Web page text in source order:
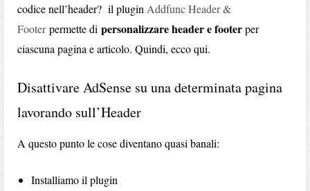
codice nell’header? il plugin Addfunc Header &
Footerpermette dipersonalizzare header e footerper
ciascuna pagina e articolo. Quindi, ecco qui.
Disattivare AdSense su una determinata pagina
lavorando sull’Header
A questo punto le cose diventano quasi banali:
Installiamo il plugin